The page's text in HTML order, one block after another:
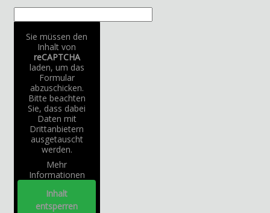
Sie müssen den
Inhalt von
reCAPTCHA
laden, um das
Formular
abzuschicken.
Bitte beachten
Sie, dass dabei
Daten mit
Drittanbietern
ausgetauscht
werden.
Mehr
Informationen
Inhalt
entsperren